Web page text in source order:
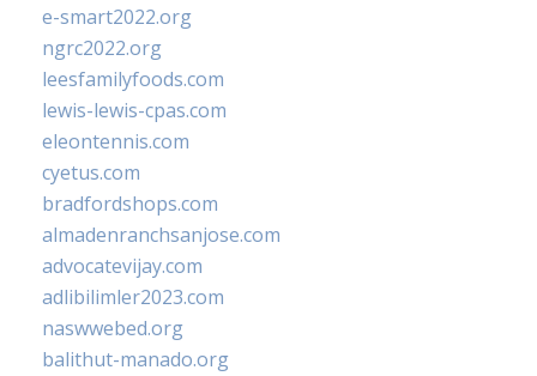
e-smart2022.org
ngrc2022.org
leesfamilyfoods.com
lewis-lewis-cpas.com
eleontennis.com
cyetus.com
bradfordshops.com
almadenranchsanjose.com
advocatevijay.com
adlibilimler2023.com
naswwebed.org
balithut-manado.org